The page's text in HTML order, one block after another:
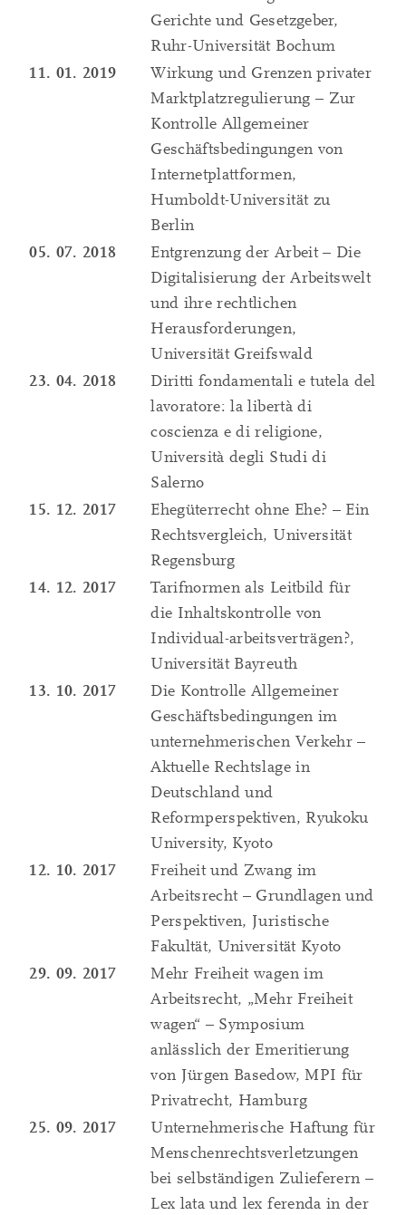
Gerichte und Gesetzgeber,
Ruhr-Universität Bochum
11. 01. 2019
Wirkung und Grenzen privater
Marktplatzregulierung – Zur
Kontrolle Allgemeiner
Geschäftsbedingungen von
Internetplattformen,
Humboldt-Universität zu
Berlin
05. 07. 2018
Entgrenzung der Arbeit – Die
Digitalisierung der Arbeitswelt
und ihre rechtlichen
Herausforderungen,
Universität Greifswald
23. 04. 2018
Diritti fondamentali e tutela del
lavoratore: la libertà di
coscienza e di religione,
Università degli Studi di
Salerno
15. 12. 2017
Ehegüterrecht ohne Ehe? – Ein
Rechtsvergleich, Universität
Regensburg
14. 12. 2017
Tarifnormen als Leitbild für
die Inhaltskontrolle von
Individual-arbeitsverträgen?,
Universität Bayreuth
13. 10. 2017
Die Kontrolle Allgemeiner
Geschäftsbedingungen im
unternehmerischen Verkehr –
Aktuelle Rechtslage in
Deutschland und
Reformperspektiven, Ryukoku
University, Kyoto
12. 10. 2017
Freiheit und Zwang im
Arbeitsrecht – Grundlagen und
Perspektiven, Juristische
Fakultät, Universität Kyoto
29. 09. 2017
Mehr Freiheit wagen im
Arbeitsrecht, „Mehr Freiheit
wagen“ – Symposium
anlässlich der Emeritierung
von Jürgen Basedow, MPI für
Privatrecht, Hamburg
25. 09. 2017
Unternehmerische Haftung für
Menschenrechtsverletzungen
bei selbständigen Zulieferern –
Lex lata und lex ferenda in der